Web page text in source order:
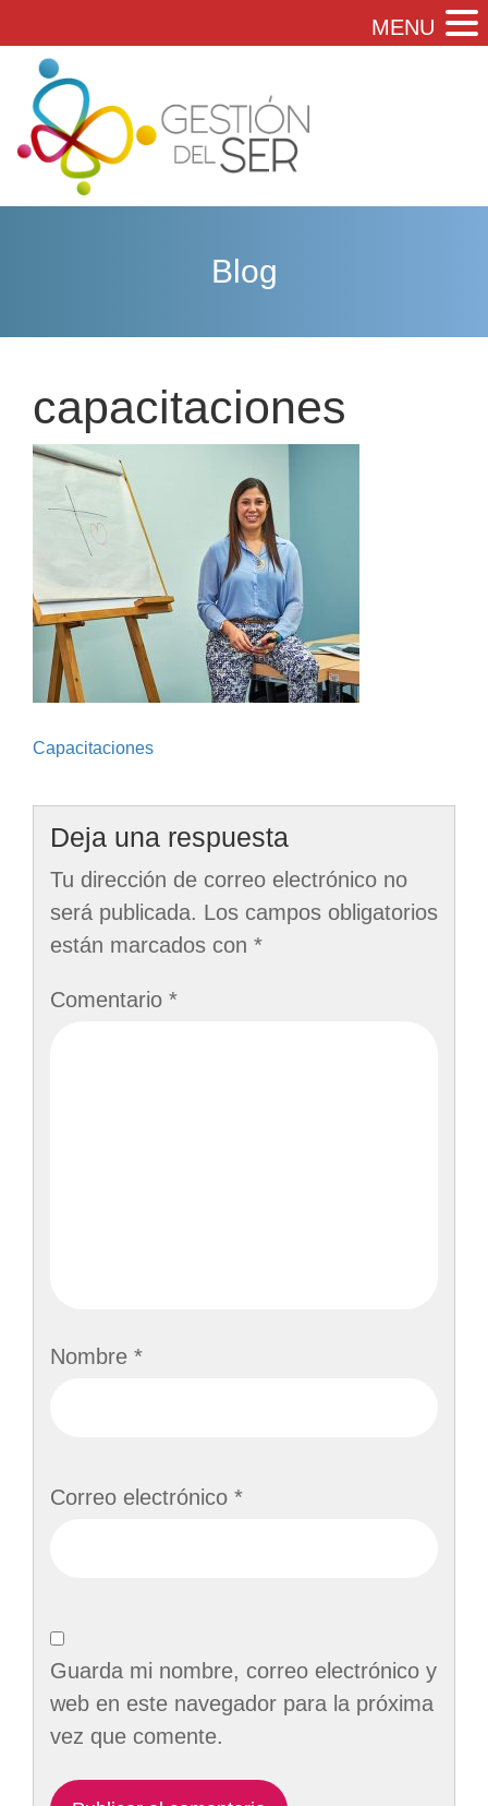
Blog
capacitaciones
Navegación
entradas
Capacitaciones
Deja una respuesta
Tu dirección de correo electrónico no
será publicada. Los campos obligatorios
están marcados con *
Comentario *
Nombre *
Correo electrónico *
Guarda mi nombre, correo electrónico y
web en este navegador para la próxima
vez que comente.
MENU